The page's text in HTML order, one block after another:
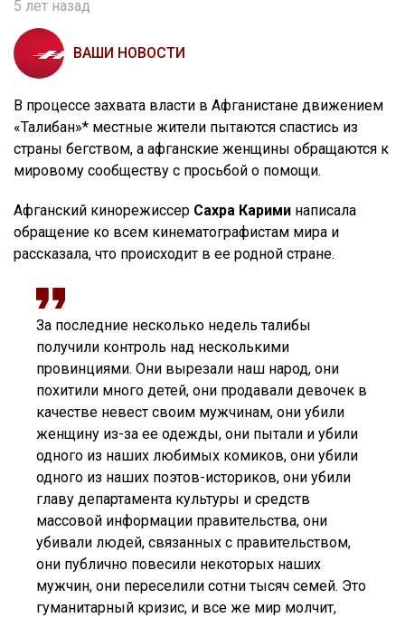
5 лет назад
ВАШИ НОВОСТИ
В процессе захвата власти в Афганистане движением
«Талибан»* местные жители пытаются спастись из
страны бегством, а афганские женщины обращаются к
мировому сообществу с просьбой о помощи.
Афганский кинорежиссер Сахра Карими написала
обращение ко всем кинематографистам мира и
рассказала, что происходит в ее родной стране.
За последние несколько недель талибы
получили контроль над несколькими
провинциями. Они вырезали наш народ, они
похитили много детей, они продавали девочек в
качестве невест своим мужчинам, они убили
женщину из-за ее одежды, они пытали и убили
одного из наших любимых комиков, они убили
одного из наших поэтов-историков, они убили
главу департамента культуры и средств
массовой информации правительства, они
убивали людей, связанных с правительством,
они публично повесили некоторых наших
мужчин, они переселили сотни тысяч семей. Это
гуманитарный кризис, и все же мир молчит,